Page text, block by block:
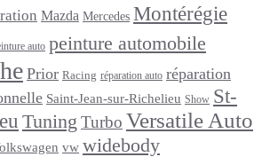
Mazda Mercedes Montérégie
auto peinture automobile
Prior Racing réparation auto réparation
Saint-Jean-sur-Richelieu Show St-
Tuning Turbo Versatile Auto
vw widebody